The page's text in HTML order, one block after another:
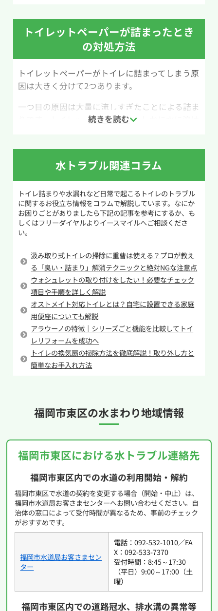
曹50cc・クエン酸100ccです。なお、重曹とクエ
ン酸が反応すると二酸化炭素が発生するため、
作業中は必ず換気をしながら行いましょう。
作業手順は次の通りです。まず、便器内の水位が
高い場合は、バケツなどで水を汲み出して普段の
かけ、その上からクエン酸を入れます。続いて
50℃ほどのお湯をゆっくり注ぐと、重曹とクエン
ど放置し、詰まりが改善しているか確認してくだ
ただし、水量が多い状態で行うと泡によって便器
から水があふれることがあるため、事前に水位
を下げておくことが大切です。また、重曹やクエ
ン酸を大量に入れすぎると逆に詰まりの原因に
なることもあるため、分量を守って作業を行いま
相談するのがおすすめです。
トイレットペーパーが詰まったとき
の対処方法
トイレットペーパーがトイレに詰まってしまう原
因は大きく分けて2つあります。
一つ目の原因は大量に流しすぎたことによる詰ま
りです。トイレットペーパーはたしかに水に溶け
大量にトイレットペーパーを使用する際には何
回かに分けて流すなどの工夫をしてトイレを使う
ことでトイレつまりの予防になります。
二つ目の原因は流す際に使用する水量が少ない
ことです。通常大便器には大と小の二通りの流し
も関わらず節水のためなどの理由で小で流した
場合、トイレットペーパーを押し流すための水
量に及ばずに排水管でつまらせてしまう可能性
があります。確かに使用する水量は節約になりま
すがせいぜい1L~2Lの差なので約0.3円ほど。毎日
1回節約した場合でも10円にも満たないため節約
としての効果は薄いです。
しかし、トイレが詰まってしまえば修理には最低
でも8,000円近いお金がかかります。無理な節約
水トラブル関連コラム
トイレ詰まりや水漏れなど日常で起こるトイレのトラブル
に関するお役立ち情報をコラムで解説しています。なにか
お困りごとがありましたら下記の記事を参考にするか、も
しくはフリーダイヤルよりイースマイルへご相談くださ
い。
汲み取り式トイレの掃除に重曹は使える？プロが教え
る「臭い・詰まり」解消テクニックと絶対NGな注意点
ウォシュレットの取り付けをしたい！必要なチェック
項目や手順を詳しく解説
オストメイト対応トイレとは？自宅に設置できる家庭
用便座についても解説
アラウーノの特徴｜シリーズごと機能を比較してトイ
レリフォームを成功へ
トイレの換気扇の掃除方法を徹底解説！取り外し方と
簡単なお手入れ方法
福岡市東区の水まわり地域情報
福岡市東区における水トラブル連絡先
福岡市東区内での水道の利用開始・解約
福岡市東区で水道の契約を変更する場合（開始・中止）は、
福岡市水道局お客さまセンターへお問い合わせください。自
治体の窓口によって受付時間が異なるため、事前のチェック
がおすすめです。
福岡市水道局お客さまセン
ター
電話：092-532-1010／FA
X：092-533-7370
受付時間：8:45～17:30
（平日）9:00～17:00（土
曜）
福岡市東区内での道路冠水、排水溝の異常等